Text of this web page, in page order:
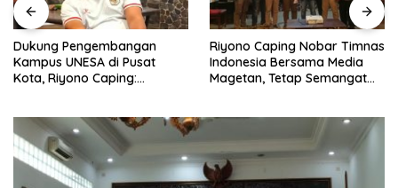
Dukung Pengembangan
Kampus UNESA di Pusat
Kota, Riyono Caping:
Riyono Caping Nobar Timnas
Indonesia Bersama Media
Magetan, Tetap Semangat